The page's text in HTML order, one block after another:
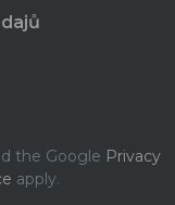
the Google Privacy
apply.